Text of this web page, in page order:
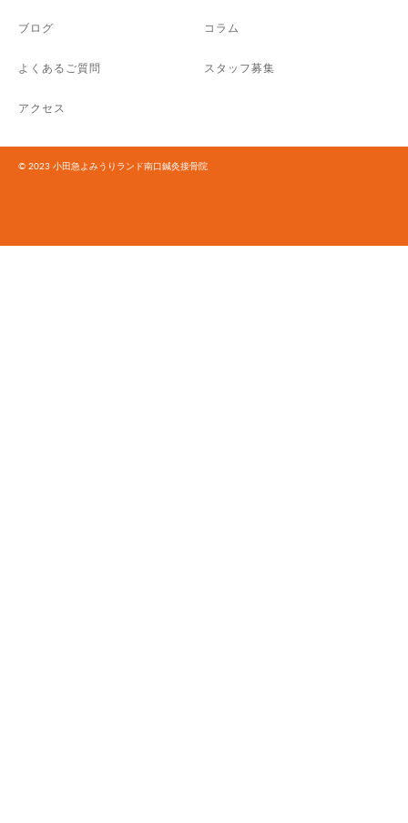
ブログ コラム
よくあるご質問 スタッフ募集
アクセス
© 2023 小田急よみうりランド南口鍼灸接骨院